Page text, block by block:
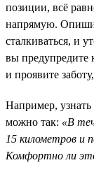
позиции, всё
напрямую.
сталкиваться, и
вы предупредите
и проявите
Например,
можно так: «В
15 километров и
Комфортно ли